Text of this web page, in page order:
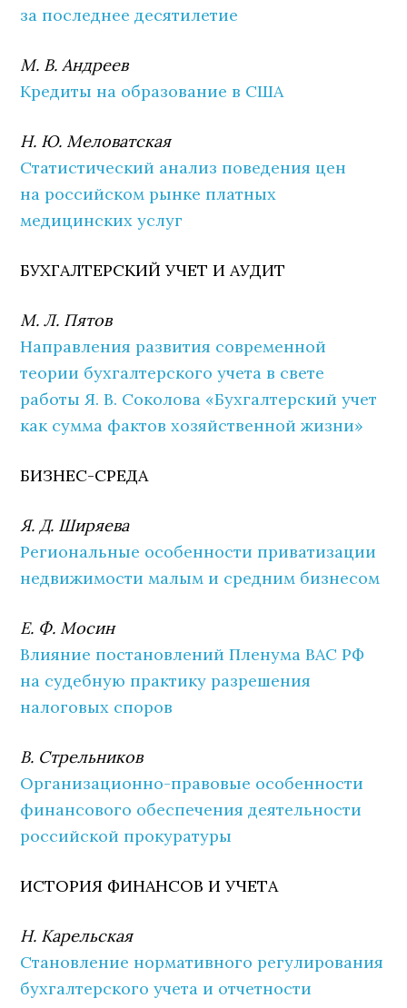
за последнее десятилетие
М. В. Андреев
Кредиты на образование в США
Н. Ю. Меловатская
Статистический анализ поведения цен
на российском рынке платных
медицинских услуг
БУХГАЛТЕРСКИЙ УЧЕТ И АУДИТ
М. Л. Пятов
Направления развития современной
теории бухгалтерского учета в свете
работы Я. В. Соколова «Бухгалтерский учет
как сумма фактов хозяйственной жизни»
БИЗНЕС-СРЕДА
Я. Д. Ширяева
Региональные особенности приватизации
недвижимости малым и средним бизнесом
Е. Ф. Мосин
Влияние постановлений Пленума ВАС РФ
на судебную практику разрешения
налоговых споров
В. Стрельников
Организационно-правовые особенности
финансового обеспечения деятельности
российской прокуратуры
ИСТОРИЯ ФИНАНСОВ И УЧЕТА
Н. Карельская
Становление нормативного регулирования
бухгалтерского учета и отчетности